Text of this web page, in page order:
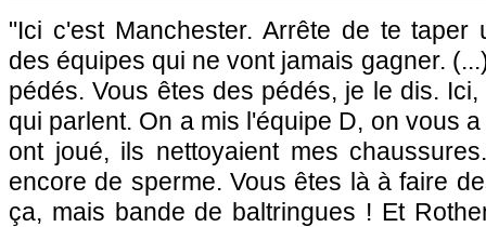
"Ici c'est Manchester. Arrête de te taper
des équipes qui ne vont jamais gagner.
pédés. Vous êtes des pédés, je le dis.
qui parlent. On a mis l'équipe D, on vous
ont joué, ils nettoyaient mes
encore de sperme. Vous êtes là à faire
ça, mais bande de baltringues ! Et